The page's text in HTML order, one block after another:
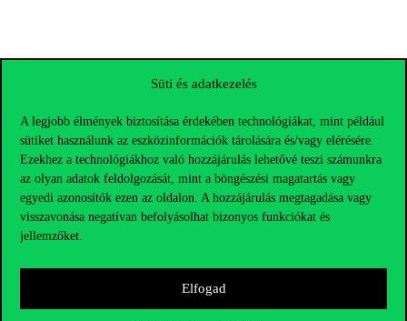
Süti és adatkezelés
A legjobb élmények biztosítása érdekében technológiákat, mint például
sütiket használunk az eszközinformációk tárolására és/vagy elérésére.
Ezekhez a technológiákhoz való hozzájárulás lehetővé teszi számunkra
az olyan adatok feldolgozását, mint a böngészési magatartás vagy
egyedi azonosítók ezen az oldalon. A hozzájárulás megtagadása vagy
visszavonása negatívan befolyásolhat bizonyos funkciókat és
jellemzőket.
Elfogad
Elérhetőségek